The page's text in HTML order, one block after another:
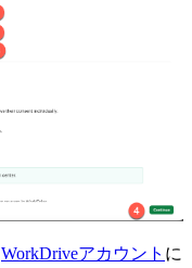
WorkDriveアカウント に